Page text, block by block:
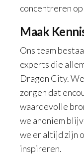
concentreren
Maak
Ons team
experts die
Dragon City.
zorgen dat
waardevolle
we anoniem
we er altijd zijn
inspireren.